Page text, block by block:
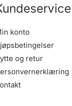
konto
og retur